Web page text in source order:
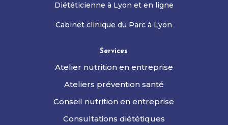
Diététicienne à Lyon et en ligne
Cabinet clinique du Parc à Lyon
Services
Atelier nutrition en entreprise
Ateliers prévention santé
Conseil nutrition en entreprise
Consultations diététiques